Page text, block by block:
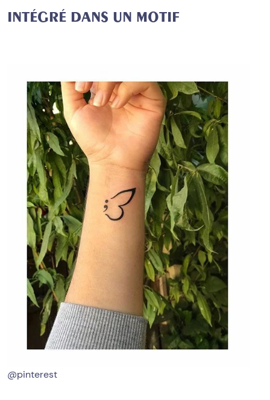
INTÉGRÉ DANS UN MOTIF
@pinterest